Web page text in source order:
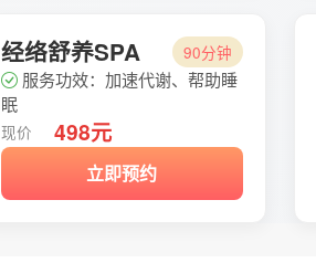
经络舒养SPA 90分钟
服务功效：加速代谢、帮助睡
眠
现价 498元
立即预约